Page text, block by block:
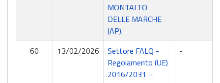
MONTALTO
DELLE MARCHE
(AP).
60 13/02/2026
Settore FALQ -
Regolamento (UE)
2016/2031 –
-